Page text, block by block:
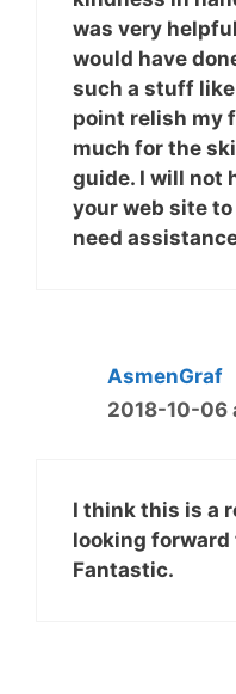
was very
would have
such a stuff
point relish my
much for the
guide. I will not
your web site
need
AsmenGraf
2018-10-06
I think this is a
looking forward
Fantastic.